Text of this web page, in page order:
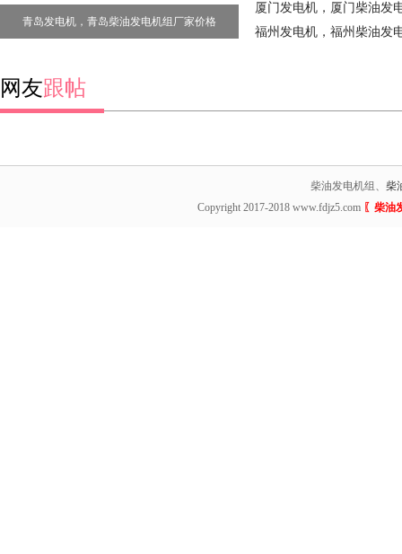
青岛发电机，青岛柴油发电机组厂家价格
厦门发电机，厦门柴油发
福州发电机，福州柴油发
网友跟帖
柴油发电机组、 柴
Copyright 2017-2018 www.fdjz5.com 〖柴油